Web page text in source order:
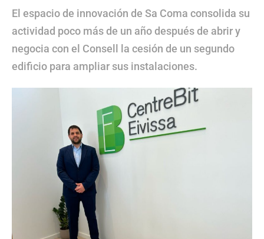
El espacio de innovación de Sa Coma consolida su
actividad poco más de un año después de abrir y
negocia con el Consell la cesión de un segundo
edificio para ampliar sus instalaciones.